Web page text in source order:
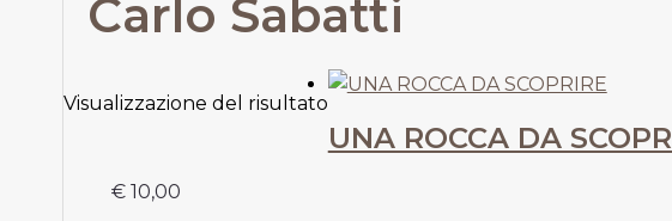
Carlo Sabatti
Visualizzazione del risultato
UNA ROCCA DA
€10,00